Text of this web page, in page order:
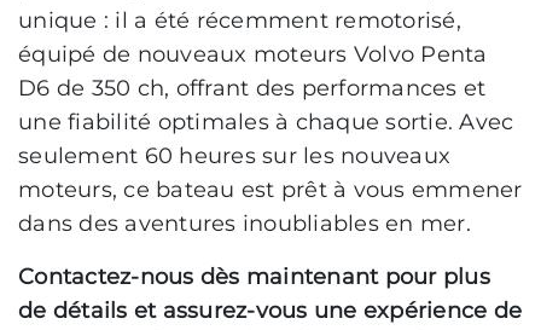
unique : il a été récemment remotorisé,
équipé de nouveaux moteurs Volvo Penta
D6 de 350 ch, offrant des performances et
une fiabilité optimales à chaque sortie. Avec
seulement 60 heures sur les nouveaux
moteurs, ce bateau est prêt à vous emmener
dans des aventures inoubliables en mer.
Contactez-nous dès maintenant pour plus
de détails et assurez-vous une expérience de